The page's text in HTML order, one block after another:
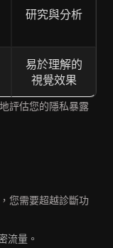
研究與分析
易於理解的
視覺效果
評估您的隱私暴露
，您需要超越診斷功
流量。